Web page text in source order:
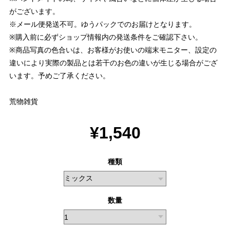
がございます。
※メール便発送不可。ゆうパックでのお届けとなります。
※購入前に必ずショップ情報内の発送条件をご確認下さい。
※商品写真の色合いは、お客様がお使いの端末モニター、設定の
違いにより実際の製品とは若干のお色の違いが生じる場合がござ
います。予めご了承ください。
荒物雑貨
¥1,540
種類
数量